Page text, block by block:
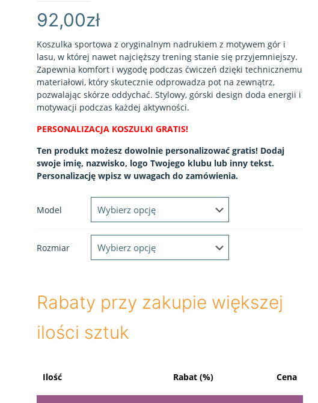
92,00zł
Koszulka sportowa z oryginalnym nadrukiem z motywem gór i
lasu, w której nawet najcięższy trening stanie się przyjemniejszy.
Zapewnia komfort i wygodę podczas ćwiczeń dzięki technicznemu
materiałowi, który skutecznie odprowadza pot na zewnątrz,
pozwalając skórze oddychać. Stylowy, górski design doda energii i
motywacji podczas każdej aktywności.
PERSONALIZACJA KOSZULKI GRATIS!
Ten produkt możesz dowolnie personalizować gratis! Dodaj
swoje imię, nazwisko, logo Twojego klubu lub inny tekst.
Personalizację wpisz w uwagach do zamówienia.
Model
Rozmiar
Rabaty przy zakupie większej
ilości sztuk
Ilość Rabat (%) Cena